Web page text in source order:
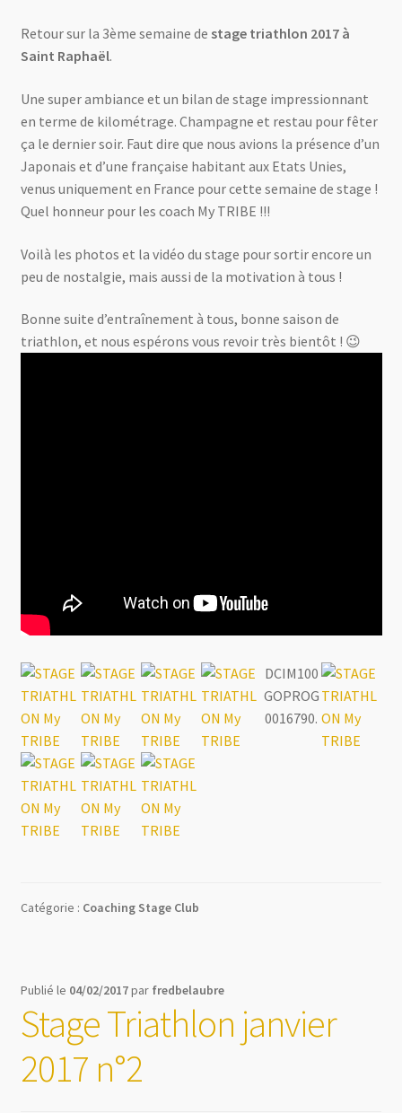
Retour sur la 3ème semaine de stage triathlon 2017 à
Saint Raphaël.
Une super ambiance et un bilan de stage impressionnant
en terme de kilométrage. Champagne et restau pour fêter
ça le dernier soir. Faut dire que nous avions la présence d’un
Japonais et d’une française habitant aux Etats Unies,
venus uniquement en France pour cette semaine de stage !
Quel honneur pour les coach My TRIBE !!!
Voilà les photos et la vidéo du stage pour sortir encore un
peu de nostalgie, mais aussi de la motivation à tous !
Bonne suite d’entraînement à tous, bonne saison de
triathlon, et nous espérons vous revoir très bientôt ! 😉
DCIM100
GOPROG
0016790.
Catégorie : Coaching Stage Club
Publié le 04/02/2017par fredbelaubre
Stage Triathlon janvier
2017 n°2